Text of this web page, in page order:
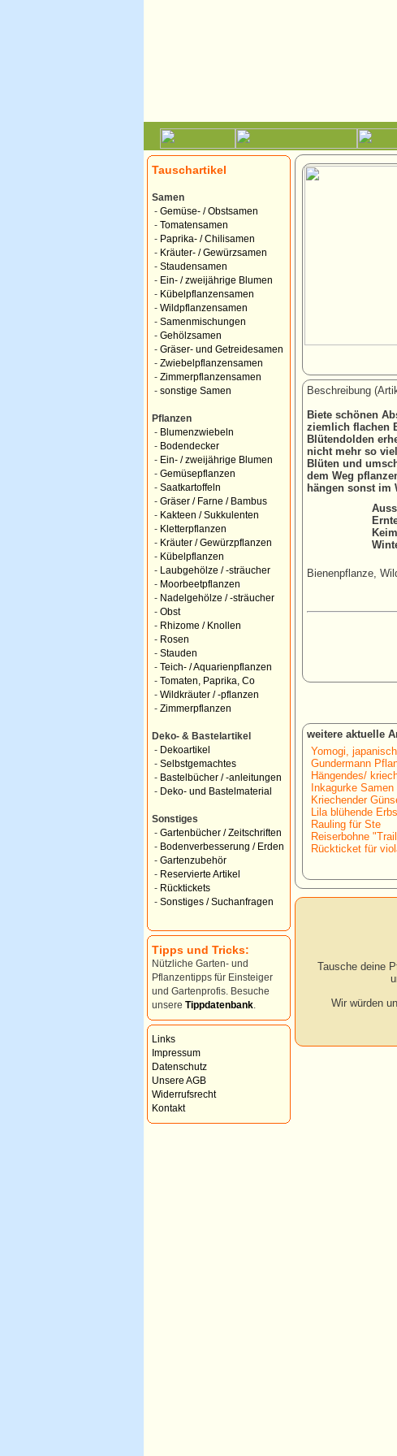
Tauschartikel
Samen
- Gemüse- / Obstsamen
- Tomatensamen
- Paprika- / Chilisamen
- Kräuter- / Gewürzsamen
- Staudensamen
- Ein- / zweijährige Blumen
- Kübelpflanzensamen
- Wildpflanzensamen
- Samenmischungen
- Gehölzsamen
- Gräser- und Getreidesamen
- Zwiebelpflanzensamen
- Zimmerpflanzensamen
- sonstige Samen
Pflanzen
- Blumenzwiebeln
- Bodendecker
- Ein- / zweijährige Blumen
- Gemüsepflanzen
- Saatkartoffeln
- Gräser / Farne / Bambus
- Kakteen / Sukkulenten
- Kletterpflanzen
- Kräuter / Gewürzpflanzen
- Kübelpflanzen
-
Laubgehölze / -sträucher
- Moorbeetpflanzen
- Nadelgehölze / -sträucher
- Obst
- Rhizome / Knollen
- Rosen
- Stauden
- Teich- / Aquarienpflanzen
- Tomaten, Paprika, Co
- Wildkräuter / -pflanzen
- Zimmerpflanzen
Deko- & Bastelartikel
- Dekoartikel
- Selbstgemachtes
- Bastelbücher / -anleitungen
- Deko- und Bastelmaterial
Sonstiges
- Gartenbücher / Zeitschriften
- Bodenverbesserung / Erden
- Gartenzubehör
- Reservierte Artikel
- Rücktickets
- Sonstiges / Suchanfragen
Tipps und Tricks:
Nützliche Garten- und
Pflanzentipps für Einsteiger
und Gartenprofis. Besuche
unsere Tippdatenbank
Links
Impressum
Datenschutz
Unsere AGB
Widerrufsrecht
Kontakt
Beschreibung
Biete schönen
ziemlich flachen
Blütendolden
nicht mehr so
Blüten und
dem Weg
hängen sonst im
Bienenpflanze,
weitere aktuelle
Yomogi,
Gundermann
Hängendes/
Inkagurke Samen
Kriechender
Lila blühende
Rauling für Ste
Reiserbohne
Rückticket für
Tausche deine
Wir würden